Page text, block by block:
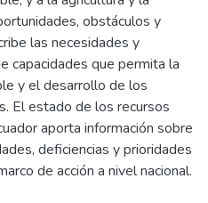
obstáculos y
las necesidades y
capacidades que permita la
y el desarrollo de los
El estado de los recursos
aporta información sobre
deficiencias y prioridades
de acción a nivel nacional.